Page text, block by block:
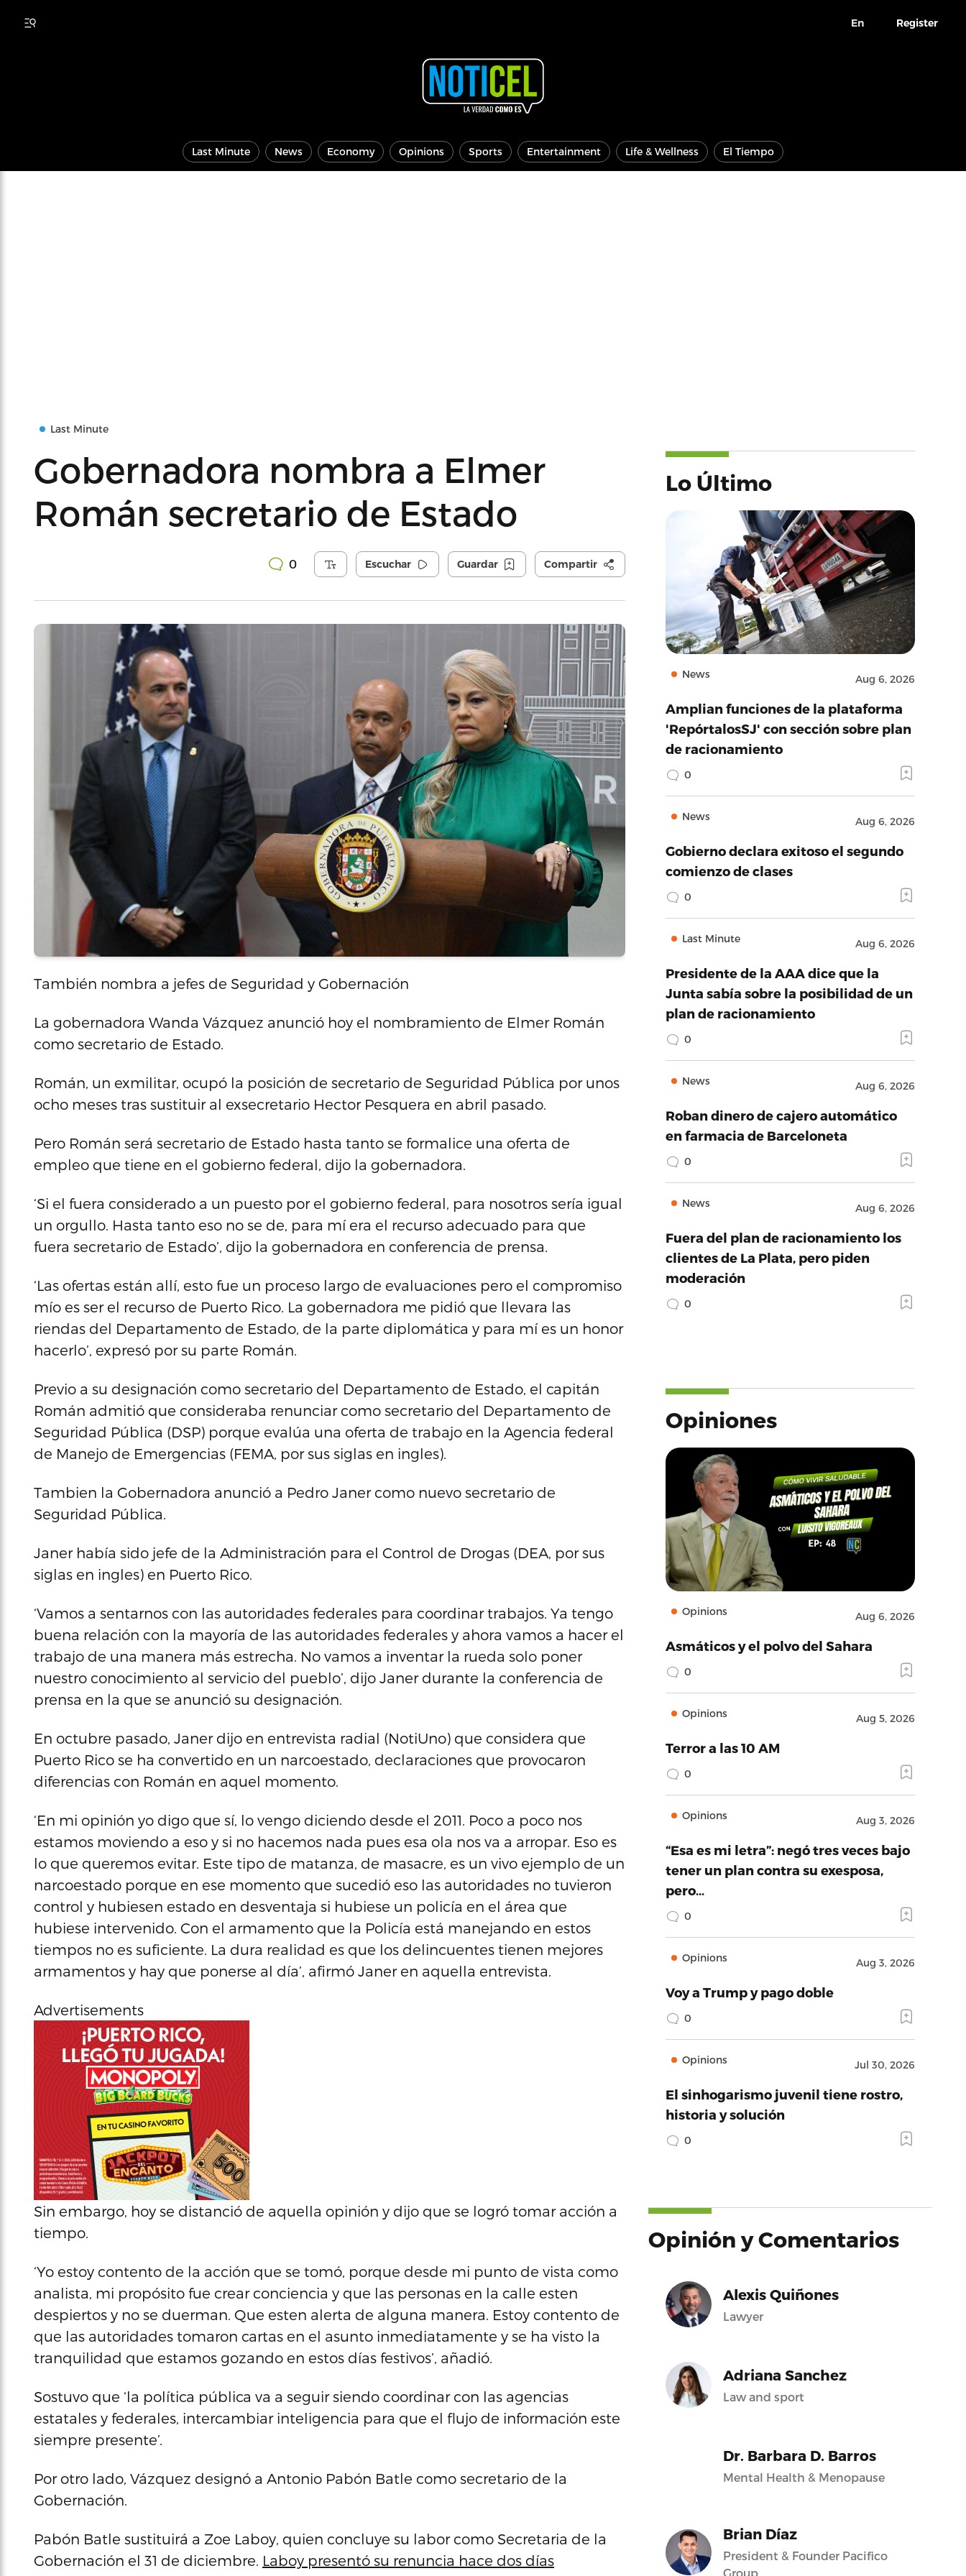
En Register
Last Minute News Economy Opinions Sports Entertainment Life & Wellness El Tiempo
Last Minute
Gobernadora nombra a Elmer
Román secretario de Estado
0 Escuchar Guardar Compartir
También nombra a jefes de Seguridad y Gobernación
La gobernadora Wanda Vázquez anunció hoy el nombramiento de Elmer Román
como secretario de Estado.
Román, un exmilitar, ocupó la posición de secretario de Seguridad Pública por unos
ocho meses tras sustituir al exsecretario Hector Pesquera en abril pasado.
Pero Román será secretario de Estado hasta tanto se formalice una oferta de
empleo que tiene en el gobierno federal, dijo la gobernadora.
‘Si el fuera considerado a un puesto por el gobierno federal, para nosotros sería igual
un orgullo. Hasta tanto eso no se de, para mí era el recurso adecuado para que
fuera secretario de Estado’, dijo la gobernadora en conferencia de prensa.
‘Las ofertas están allí, esto fue un proceso largo de evaluaciones pero el compromiso
mío es ser el recurso de Puerto Rico. La gobernadora me pidió que llevara las
riendas del Departamento de Estado, de la parte diplomática y para mí es un honor
hacerlo’, expresó por su parte Román.
Previo a su designación como secretario del Departamento de Estado, el capitán
Román admitió que consideraba renunciar como secretario del Departamento de
Seguridad Pública (DSP) porque evalúa una oferta de trabajo en la Agencia federal
de Manejo de Emergencias (FEMA, por sus siglas en ingles).
Tambien la Gobernadora anunció a Pedro Janer como nuevo secretario de
Seguridad Pública.
Janer había sido jefe de la Administración para el Control de Drogas (DEA, por sus
siglas en ingles) en Puerto Rico.
‘Vamos a sentarnos con las autoridades federales para coordinar trabajos. Ya tengo
buena relación con la mayoría de las autoridades federales y ahora vamos a hacer el
trabajo de una manera más estrecha. No vamos a inventar la rueda solo poner
nuestro conocimiento al servicio del pueblo’, dijo Janer durante la conferencia de
prensa en la que se anunció su designación.
En octubre pasado, Janer dijo en entrevista radial (NotiUno) que considera que
Puerto Rico se ha convertido en un narcoestado, declaraciones que provocaron
diferencias con Román en aquel momento.
‘En mi opinión yo digo que sí, lo vengo diciendo desde el 2011. Poco a poco nos
estamos moviendo a eso y si no hacemos nada pues esa ola nos va a arropar. Eso es
lo que queremos evitar. Este tipo de matanza, de masacre, es un vivo ejemplo de un
narcoestado porque en ese momento que sucedió eso las autoridades no tuvieron
control y hubiesen estado en desventaja si hubiese un policía en el área que
hubiese intervenido. Con el armamento que la Policía está manejando en estos
tiempos no es suficiente. La dura realidad es que los delincuentes tienen mejores
armamentos y hay que ponerse al día’, afirmó Janer en aquella entrevista.
Advertisements
Sin embargo, hoy se distanció de aquella opinión y dijo que se logró tomar acción a
tiempo.
‘Yo estoy contento de la acción que se tomó, porque desde mi punto de vista como
analista, mi propósito fue crear conciencia y que las personas en la calle esten
despiertos y no se duerman. Que esten alerta de alguna manera. Estoy contento de
que las autoridades tomaron cartas en el asunto inmediatamente y se ha visto la
tranquilidad que estamos gozando en estos días festivos’, añadió.
Sostuvo que ‘la política pública va a seguir siendo coordinar con las agencias
estatales y federales, intercambiar inteligencia para que el flujo de información este
siempre presente’.
Por otro lado, Vázquez designó a Antonio Pabón Batle como secretario de la
Gobernación.
Pabón Batle sustituirá a Zoe Laboy, quien concluye su labor como Secretaria de la
Gobernación el 31 de diciembre. Laboy presentó su renuncia hace dos días
Lo Último
News Aug 6, 2026
Amplian funciones de la plataforma
'RepórtalosSJ' con sección sobre plan
de racionamiento
0
News Aug 6, 2026
Gobierno declara exitoso el segundo
comienzo de clases
0
Last Minute Aug 6, 2026
Presidente de la AAA dice que la
Junta sabía sobre la posibilidad de un
plan de racionamiento
0
News Aug 6, 2026
Roban dinero de cajero automático
en farmacia de Barceloneta
0
News Aug 6, 2026
Fuera del plan de racionamiento los
clientes de La Plata, pero piden
moderación
0
Opiniones
Opinions Aug 6, 2026
Asmáticos y el polvo del Sahara
0
Opinions Aug 5, 2026
Terror a las 10 AM
0
Opinions Aug 3, 2026
“Esa es mi letra”: negó tres veces bajo
tener un plan contra su exesposa,
pero…
0
Opinions Aug 3, 2026
Voy a Trump y pago doble
0
Opinions Jul 30, 2026
El sinhogarismo juvenil tiene rostro,
historia y solución
0
Opinión y Comentarios
Alexis Quiñones
Lawyer
Adriana Sanchez
Law and sport
Dr. Barbara D. Barros
Mental Health & Menopause
Brian Díaz
President & Founder Pacifico
Group